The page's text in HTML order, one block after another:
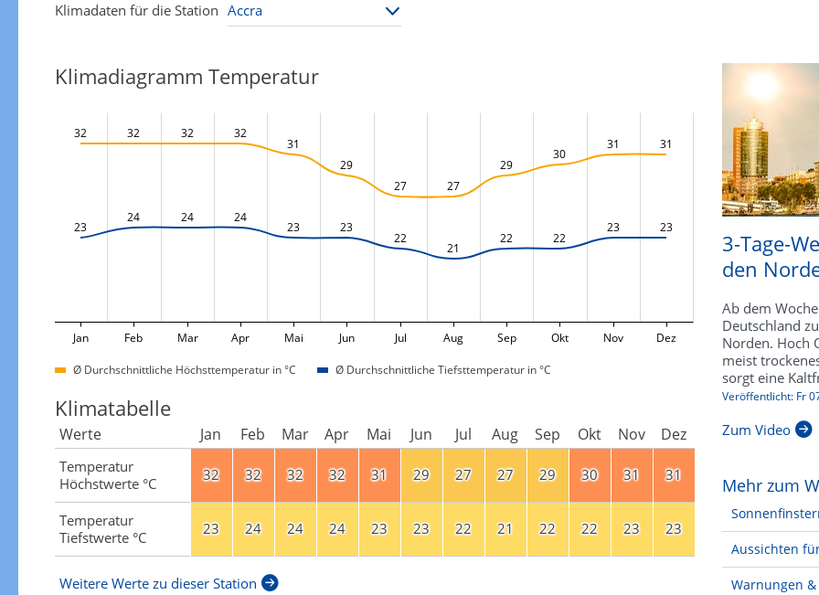
Klimadaten für die Station
Klimadiagramm Temperatur
32 32 32 32
31
29
27
27
29
30
31 31
23
24 24 24
23 23
22
21
22 22
23 23
Jan Feb Mar Apr Mai Jun Jul Aug Sep Okt Nov Dez
Ø Durchschnittliche Höchsttemperatur in °C Ø Durchschnittliche Tiefsttemperatur in °C
Klimatabelle
Werte Jan Feb Mar Apr Mai Jun Jul Aug Sep Okt Nov Dez
Temperatur
Höchstwerte °C
32 32 32 32 31 29 27 27 29 30 31 31
Temperatur
Tiefstwerte °C
23 24 24 24 23 23 22 21 22 22 23 23
Weitere Werte zu dieser Station
3-Tage-
den
Ab dem
Deutschland
Norden. Hoch
meist
sorgt eine
Veröffentlicht: Fr
Zum Video
Mehr zum
Aussichten
Warnungen